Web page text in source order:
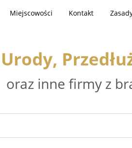
Miejscowości Kontakt
oraz inne firmy z